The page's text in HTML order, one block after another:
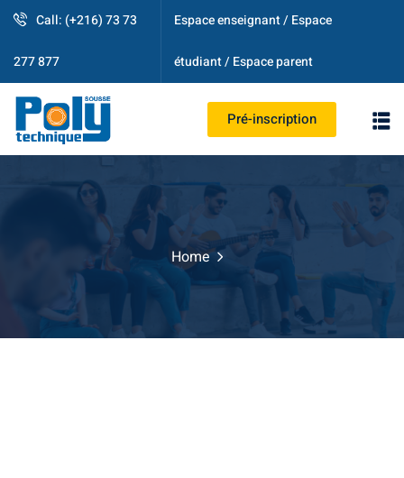
Call: (+216) 73 73
277 877
Espace enseignant / Espace
étudiant / Espace parent
Pré-inscription
Home